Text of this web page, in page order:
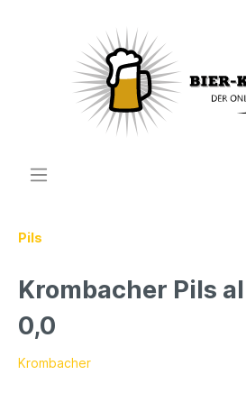
Pils
Krombacher Pils
0,0
Krombacher